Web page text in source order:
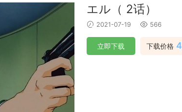
エル（ 2话）
2021-07-19 566
下载价格 4
立即下载